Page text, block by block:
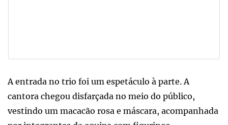
A entrada no trio foi um espetáculo à parte. A
cantora chegou disfarçada no meio do público,
vestindo um macacão rosa e máscara, acompanhada